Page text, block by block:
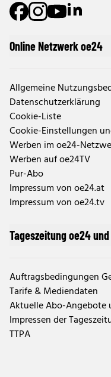
Online Netzwerk oe24
Allgemeine
Datenschutzerklärung
Cookie-Liste
Cookie-Einstellungen
Werben im oe24-
Werben auf oe24TV
Pur-Abo
Impressum von oe24.at
Impressum von oe24.tv
Tageszeitung oe24 und
Auftragsbedingungen
Tarife & Mediendaten
Aktuelle Abo-Angebote
Impressen der
TTPA